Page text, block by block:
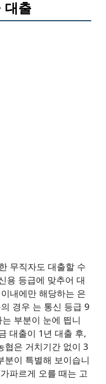
대출
무직자도 대출할 수
용 등급에 맞추어 대
내에만 해당하는 은
경우 는 통신 등급 9
부분이 눈에 띕니
대출이 1년 대출 후,
협은 거치기간 없이 3
분이 특별해 보이습니
파르게 오를 때는 고